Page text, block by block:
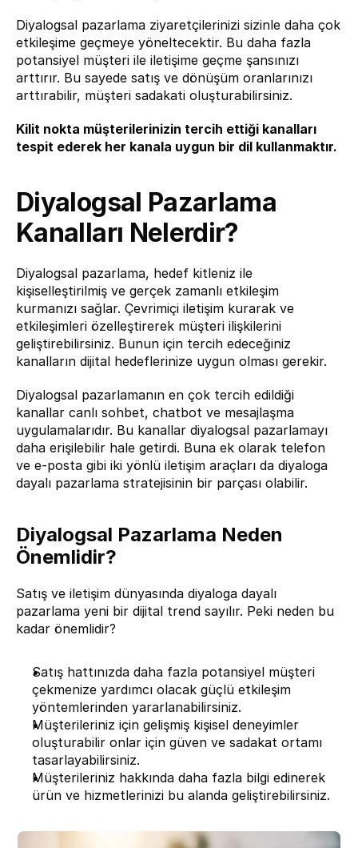
Diyalogsal pazarlama ziyaretçilerinizi sizinle daha çok
etkileşime geçmeye yöneltecektir. Bu daha fazla
potansiyel müşteri ile iletişime geçme şansınızı
arttırır. Bu sayede satış ve dönüşüm oranlarınızı
arttırabilir, müşteri sadakati oluşturabilirsiniz.
Kilit nokta müşterilerinizin tercih ettiği kanalları
tespit ederek her kanala uygun bir dil kullanmaktır.
Diyalogsal Pazarlama
Kanalları Nelerdir?
Diyalogsal pazarlama, hedef kitleniz ile
kişiselleştirilmiş ve gerçek zamanlı etkileşim
kurmanızı sağlar. Çevrimiçi iletişim kurarak ve
etkileşimleri özelleştirerek müşteri ilişkilerini
geliştirebilirsiniz. Bunun için tercih edeceğiniz
kanalların dijital hedeflerinize uygun olması gerekir.
Diyalogsal pazarlamanın en çok tercih edildiği
kanallar canlı sohbet, chatbot ve mesajlaşma
uygulamalarıdır. Bu kanallar diyalogsal pazarlamayı
daha erişilebilir hale getirdi. Buna ek olarak telefon
ve e-posta gibi iki yönlü iletişim araçları da diyaloga
dayalı pazarlama stratejisinin bir parçası olabilir.
Diyalogsal Pazarlama Neden
Önemlidir?
Satış ve iletişim dünyasında diyaloga dayalı
pazarlama yeni bir dijital trend sayılır. Peki neden bu
kadar önemlidir?
Satış hattınızda daha fazla potansiyel müşteri
çekmenize yardımcı olacak güçlü etkileşim
yöntemlerinden yararlanabilirsiniz.
Müşterileriniz için gelişmiş kişisel deneyimler
oluşturabilir onlar için güven ve sadakat ortamı
tasarlayabilirsiniz.
Müşterileriniz hakkında daha fazla bilgi edinerek
ürün ve hizmetlerinizi bu alanda geliştirebilirsiniz.